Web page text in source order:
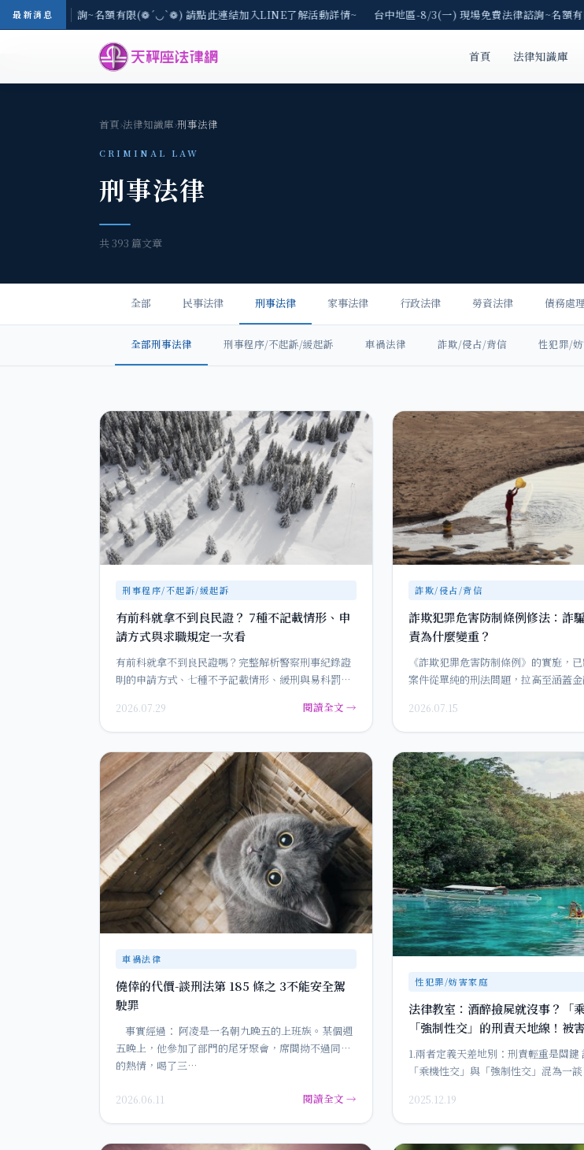
最新消息
費法律諮詢~名額有限(❁´◡`❁) 請點此連結加入LINE了解活動詳情~ 台中地區-8/3(一) 現場免費法律諮詢~名額有限
首頁 法律知識庫
首頁›法律知識庫›刑事法律
CRIMINAL LAW
刑事法律
共 393 篇文章
全部 民事法律 刑事法律 家事法律 行政法律 勞資法律 債務處理
全部刑事法律 刑事程序/不起訴/緩起訴 車禍法律 詐欺/侵占/背信 性犯罪/
刑事程序/不起訴/緩起訴
有前科就拿不到良民證？ 7種不記載情形、申
請方式與求職規定一次看
有前科就拿不到良民證嗎？完整解析警察刑事紀錄證
明的申請方式、七種不予記載情形、緩刑與易科罰金
2026.07.29 閱讀全文 →
詐欺/侵占/背信
詐欺犯罪危害防制條例修法：詐
責為什麼變重？
《詐欺犯罪危害防制條例》的實施，
案件從單純的刑法問題，拉高至涵蓋
2026.07.15
車禍法律
僥倖的代價-談刑法第 185 條之 3不能安全駕
駛罪
事實經過： 阿凌是一名朝九晚五的上班族。某個週
五晚上，他參加了部門的尾牙聚會，席間拗不過同事
的熱情，喝了三…
2026.06.11 閱讀全文 →
性犯罪/妨害家庭
法律教室：酒醉撿屍就沒事？「
「強制性交」的刑責天地線！被
用嗎？
1.兩者定義天差地別：刑責輕重是關鍵
「乘機性交」與「強制性交」混為一
2025.12.19